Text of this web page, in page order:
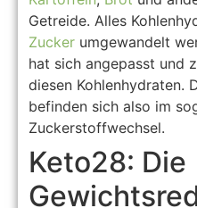
Getreide. Alles
Zucker umgewandelt
hat sich angepasst und
diesen Kohlenhydraten.
befinden sich also im
Zuckerstoffwechsel.
Keto28: Die